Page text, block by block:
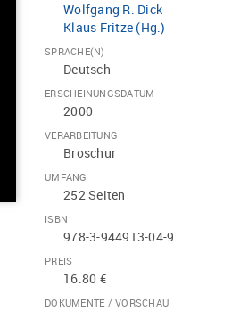
Wolfgang R. Dick
Klaus Fritze (Hg.)
SPRACHE(N)
Deutsch
ERSCHEINUNGSDATUM
2000
VERARBEITUNG
Broschur
UMFANG
252 Seiten
ISBN
978-3-944913-04-9
PREIS
16.80 €
DOKUMENTE / VORSCHAU